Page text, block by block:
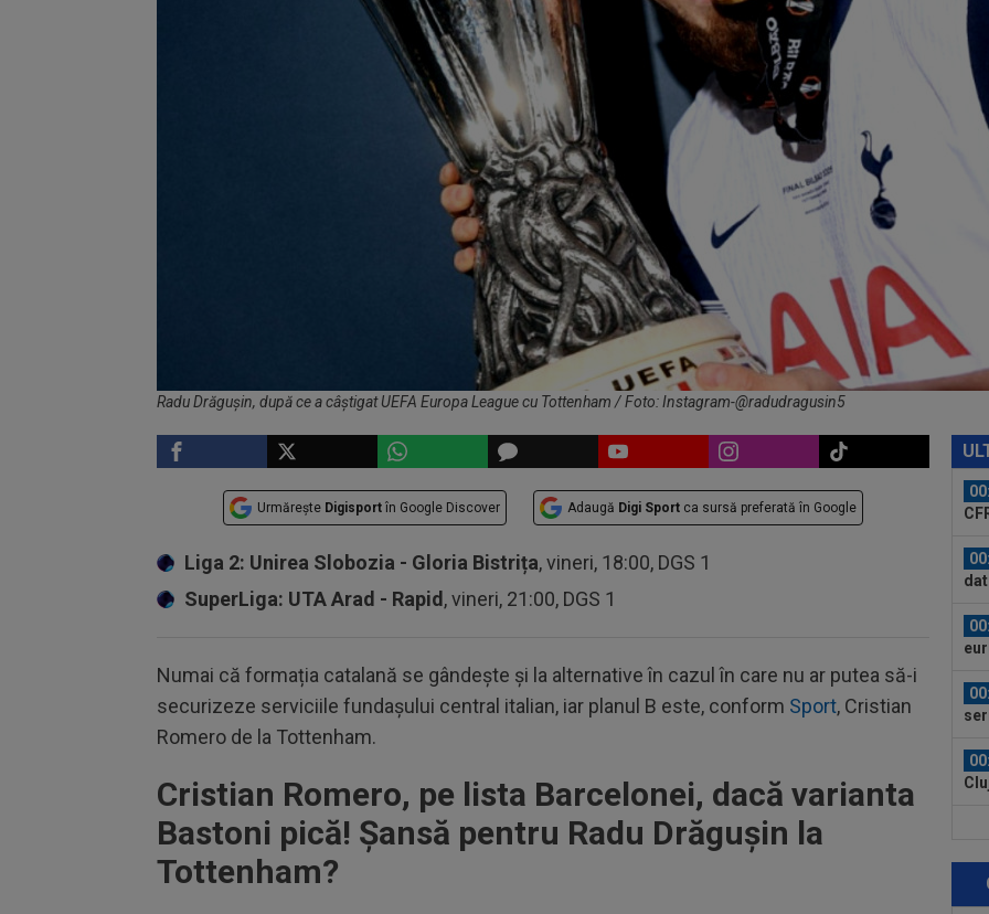
Radu Drăgușin, după ce a câștigat UEFA Europa League cu Tottenham / Foto: Instagram-@radudragusin5
Urmărește Digisport în Google Discover Adaugă Digi Sport ca sursă preferată în Google
Liga 2: Unirea Slobozia - Gloria Bistrița, vineri, 18:00, DGS 1
SuperLiga: UTA Arad - Rapid , vineri, 21:00, DGS 1
Numai că formația catalană se gândește și la alternative în cazul în care nu ar putea să-i
securizeze serviciile fundașului central italian, iar planul B este, conform Sport, Cristian
Romero de la Tottenham.
Cristian Romero, pe lista Barcelonei, dacă varianta
Bastoni pică! Șansă pentru Radu Drăgușin la
Tottenham?
0-
ți